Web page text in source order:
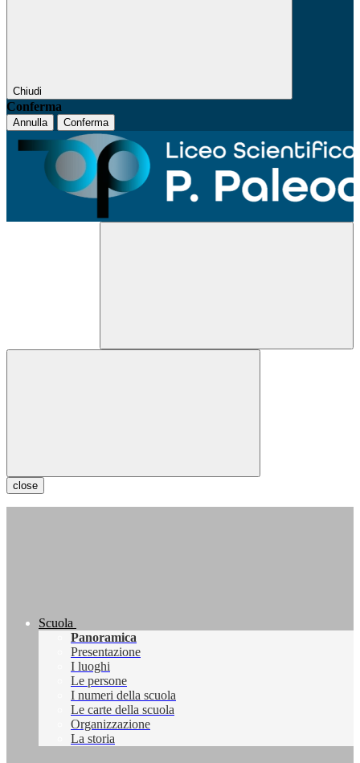
Chiudi
Conferma
Annulla Conferma
close
Scuola
Panoramica
Presentazione
I luoghi
Le persone
I numeri della scuola
Le carte della scuola
Organizzazione
La storia